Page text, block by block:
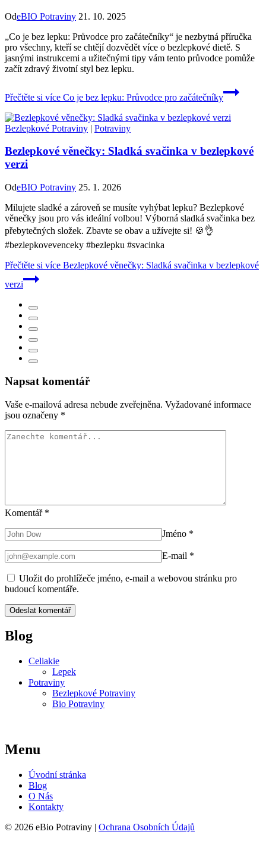
OdeBIO Potraviny 21. 10. 2025
„Co je bez lepku: Průvodce pro začátečníky“ je nezbytná příručka
pro všechny, kteří se chtějí dozvědět více o bezlepkové dietě. S
jasnými instrukcemi a užitečnými tipy vám tento průvodce pomůže
začít zdravý životní styl bez lepku.
Přečtěte si více Co je bez lepku: Průvodce pro začátečníky
Bezlepkové Potraviny | Potraviny
Bezlepkové věnečky: Sladká svačinka v bezlepkové
verzi
OdeBIO Potraviny 25. 1. 2026
Milujete sladké a zároveň se musíte vyhýbat lepku? Bezlepkové
věnečky jsou pro vás ideální volbou! Výborná sladká svačinka bez
přebytečných složek. Zbavte se obav a užívejte si! 🍪👌
#bezlepkovevenceky #bezlepku #svacinka
Přečtěte si více Bezlepkové věnečky: Sladká svačinka v bezlepkové
verzi
Napsat komentář
Vaše e-mailová adresa nebude zveřejněna. Vyžadované informace
jsou označeny *
Komentář *
Jméno *
E-mail *
Uložit do prohlížeče jméno, e-mail a webovou stránku pro
budoucí komentáře.
Blog
Celiakie
Lepek
Potraviny
Bezlepkové Potraviny
Bio Potraviny
Menu
Úvodní stránka
Blog
O Nás
Kontakty
© 2026 eBio Potraviny | Ochrana Osobních Údajů